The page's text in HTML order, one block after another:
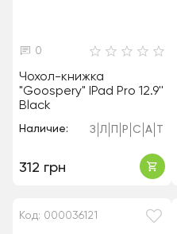
0
Чохол-книжка
"Goospery" IPad Pro 12.9''
Black
Наличие: З Л Р С А
312 грн
Код: 000036121